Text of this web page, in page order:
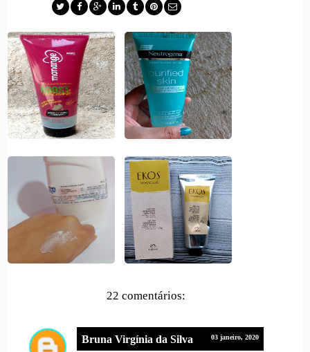
22 comentários:
Bruna Virgínia da Silva 03 janeiro, 2020